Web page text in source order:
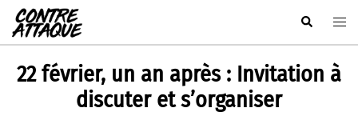
Aller
au
contenu
Rechercher
22 février, un an après : Invitation à
discuter et s’organiser